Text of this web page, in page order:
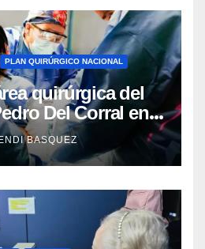
PLAN QUIRÚRGICO NACIONAL
quirúrgica del
Del Corral en
BASQUEZ